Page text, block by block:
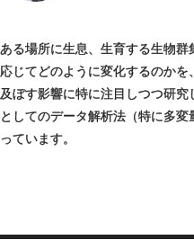
ある場所に生息、生育する生物群
応じてどのように変化するのかを
及ぼす影響に特に注目しつつ研
としてのデータ解析法（特に多
っています。